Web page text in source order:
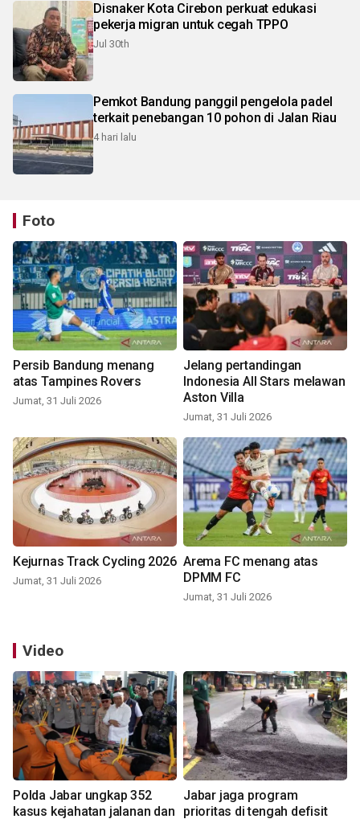
Disnaker Kota Cirebon perkuat edukasi
pekerja migran untuk cegah TPPO
Jul 30th
Pemkot Bandung panggil pengelola padel
terkait penebangan 10 pohon di Jalan Riau
4 hari lalu
Foto
Persib Bandung menang
atas Tampines Rovers
Jumat, 31 Juli 2026
Jelang pertandingan
Indonesia All Stars melawan
Aston Villa
Jumat, 31 Juli 2026
Kejurnas Track Cycling 2026
Jumat, 31 Juli 2026
Arema FC menang atas
DPMM FC
Jumat, 31 Juli 2026
Video
Polda Jabar ungkap 352
kasus kejahatan jalanan dan
Jabar jaga program
prioritas di tengah defisit